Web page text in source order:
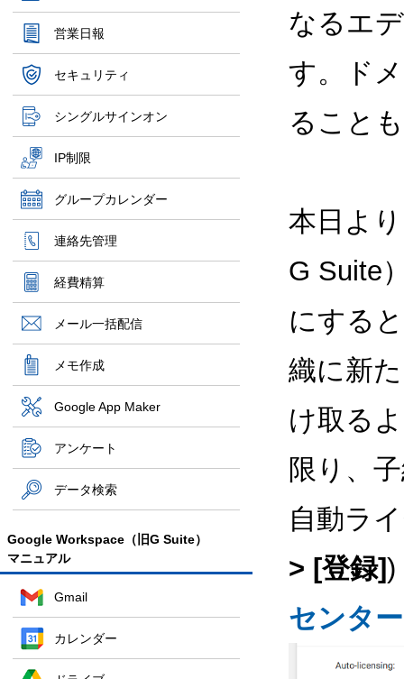
営業日報
セキュリティ
シングルサインオン
IP制限
グループカレンダー
連絡先管理
経費精算
メール一括配信
メモ作成
Google App Maker
アンケート
データ検索
Google Workspace（旧G Suite）
マニュアル
Gmail
カレンダー
なるエ
す。ド
ること
本日よ
G Suite
にする
織に新
け取る
限り、
自動ラ
> [登録])
センター